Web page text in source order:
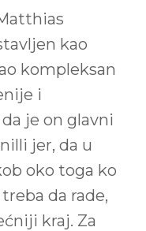
kao
kompleksan
i
je on glavni
jer, da u
oko toga ko
da rade,
kraj. Za